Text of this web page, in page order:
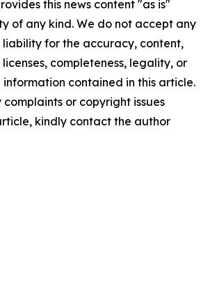
this news content "as is"
of any kind. We do not accept any
liability for the accuracy, content,
completeness, legality, or
contained in this article.
or copyright issues
kindly contact the author